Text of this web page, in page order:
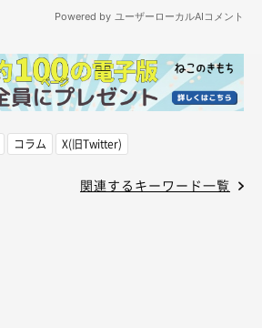
コラム X(旧Twitter)
関連するキーワード一覧